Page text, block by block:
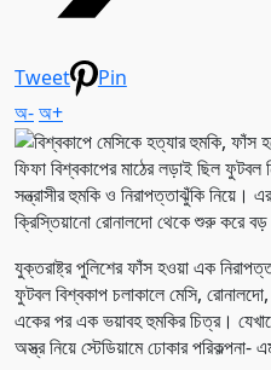
Tweet
Pin
অ-অ+
ফিফা বিশ্বকাপের মাঠের লড়াই ছিল
সন্ত্রাসীর হুমকি ও নিরাপত্তাঝুঁকি নিয়ে।
ক্রিস্তিয়ানো রোনালদো থেকে শুরু করে
যুক্তরাষ্ট্র পুলিশের ফাঁস হওয়া এক
ফুটবল বিশ্বকাপ চলাকালে মেসি, রোনালদো,
একের পর এক ভয়াবহ হুমকির চিত্র।
অস্ত্র নিয়ে স্টেডিয়ামে ঢোকার পরিকল্পনা-